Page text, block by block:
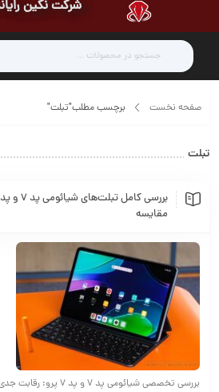
شرکت نگین
صفحه نخست برچسب مطلب"تبلت"
تبلت
مقایسه
بررسی تخصصی شیائومی پد ۷